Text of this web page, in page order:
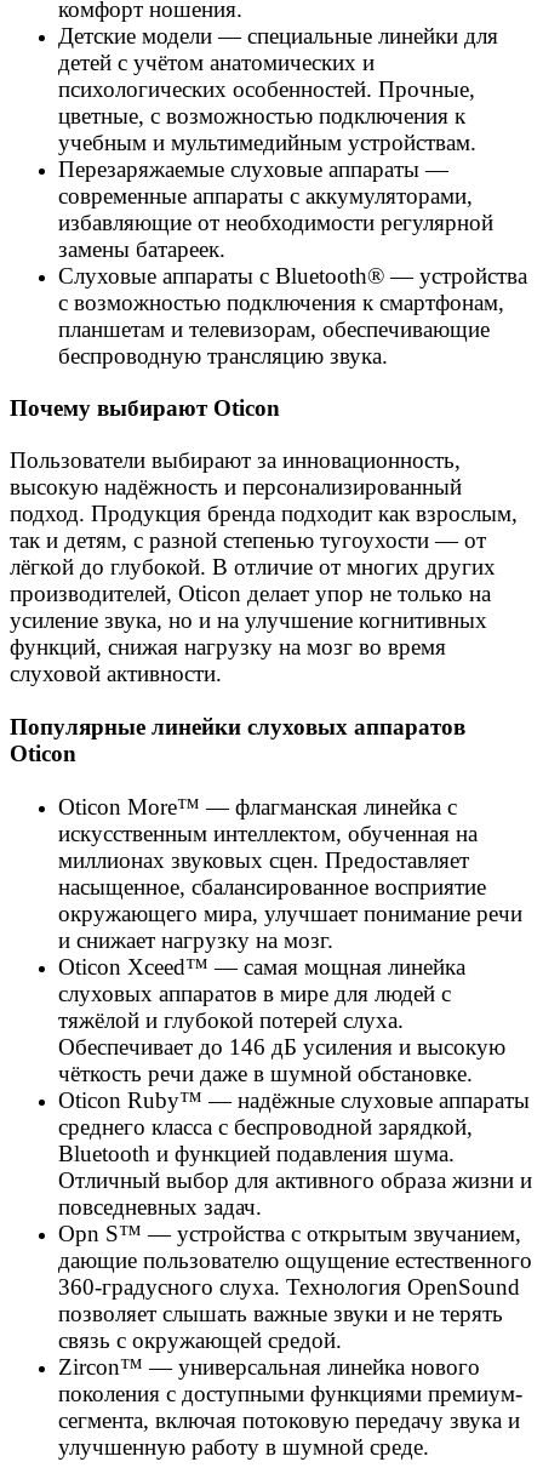
комфорт ношения.
Детские модели — специальные линейки для
детей с учётом анатомических и
психологических особенностей. Прочные,
цветные, с возможностью подключения к
учебным и мультимедийным устройствам.
Перезаряжаемые слуховые аппараты —
современные аппараты с аккумуляторами,
избавляющие от необходимости регулярной
замены батареек.
Слуховые аппараты с Bluetooth® — устройства
с возможностью подключения к смартфонам,
планшетам и телевизорам, обеспечивающие
беспроводную трансляцию звука.
Почему выбирают Oticon
Пользователи выбирают за инновационность,
высокую надёжность и персонализированный
подход. Продукция бренда подходит как взрослым,
так и детям, с разной степенью тугоухости — от
лёгкой до глубокой. В отличие от многих других
производителей, Oticon делает упор не только на
усиление звука, но и на улучшение когнитивных
функций, снижая нагрузку на мозг во время
слуховой активности.
Популярные линейки слуховых аппаратов
Oticon
Oticon More™ — флагманская линейка с
искусственным интеллектом, обученная на
миллионах звуковых сцен. Предоставляет
насыщенное, сбалансированное восприятие
окружающего мира, улучшает понимание речи
и снижает нагрузку на мозг.
Oticon Xceed™ — самая мощная линейка
слуховых аппаратов в мире для людей с
тяжёлой и глубокой потерей слуха.
Обеспечивает до 146 дБ усиления и высокую
чёткость речи даже в шумной обстановке.
Oticon Ruby™ — надёжные слуховые аппараты
среднего класса с беспроводной зарядкой,
Bluetooth и функцией подавления шума.
Отличный выбор для активного образа жизни и
повседневных задач.
Opn S™ — устройства с открытым звучанием,
дающие пользователю ощущение естественного
360-градусного слуха. Технология OpenSound
позволяет слышать важные звуки и не терять
связь с окружающей средой.
Zircon™ — универсальная линейка нового
поколения с доступными функциями премиум-
сегмента, включая потоковую передачу звука и
улучшенную работу в шумной среде.